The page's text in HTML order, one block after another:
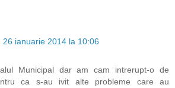
26 ianuarie 2014 la 10:06
Municipal dar am cam intrerupt-o de
ca s-au ivit alte probleme care au